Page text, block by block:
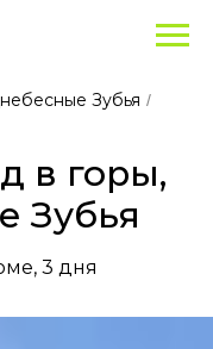
Зубья /
в горы,
Зубья
3 дня